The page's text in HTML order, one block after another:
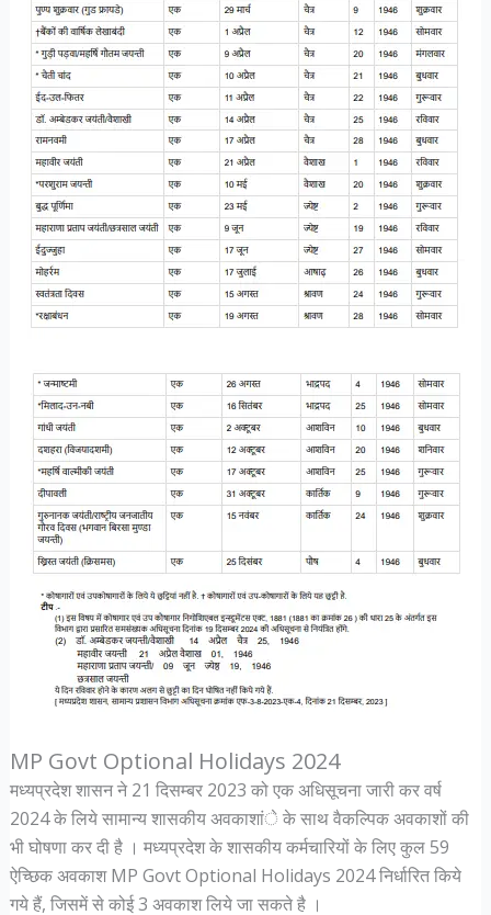
MP Govt Optional Holidays 2024
मध्यप्रदेश शासन ने 21 दिसम्बर 2023 को एक अधिसूचना जारी कर वर्ष
2024 के लिये सामान्य शासकीय अवकाशांे के साथ वैकल्पिक अवकाशों की
भी घोषणा कर दी है । मध्यप्रदेश के शासकीय कर्मचारियों के लिए कुल 59
ऐच्छिक अवकाश MP Govt Optional Holidays 2024 निर्धारित किये
गये हैं, जिसमें से कोई 3 अवकाश लिये जा सकते है ।